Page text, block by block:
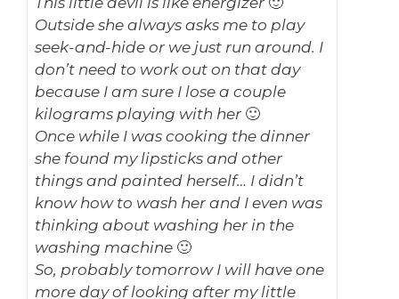
Outside she always asks me to play
seek-and-hide or we just run around. I
don’t need to work out on that day
because I am sure I lose a couple
kilograms playing with her 🙂
Once while I was cooking the dinner
she found my lipsticks and other
things and painted herself… I didn’t
know how to wash her and I even was
thinking about washing her in the
washing machine 🙂
So, probably tomorrow I will have one
more day of looking after my little